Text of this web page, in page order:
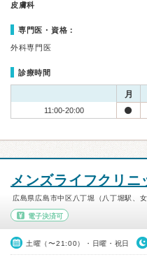
皮膚科
専門医・資格：
外科専門医
診療時間
月
11:00-20:00
メンズライフクリニ
広島県広島市中区八丁堀（八丁堀駅、
電子決済可
土曜（〜21:00）・日曜・祝日